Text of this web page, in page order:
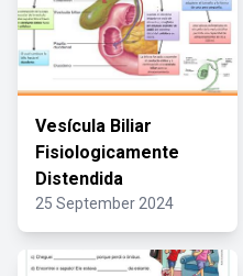
Vesícula Biliar
Fisiologicamente
Distendida
25 September 2024